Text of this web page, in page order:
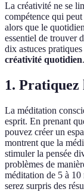
La créativité ne se
compétence qui
alors que le
essentiel de trouver
dix astuces
créativité quotidien.
1. Pratiquez
La méditation
esprit. En prenant
pouvez créer un
montrent que la
stimuler la pensée
problèmes de
méditation de 5 à
serez surpris des